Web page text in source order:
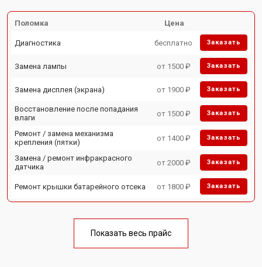
Поломка Цена
Диагностика бесплатно Заказать
Замена лампы от 1500 ₽ Заказать
Замена дисплея (экрана) от 1900 ₽ Заказать
Восстановление после попадания
влаги
от 1500 ₽ Заказать
Ремонт / замена механизма
крепления (пятки)
от 1400 ₽ Заказать
Замена / ремонт инфракрасного
датчика
от 2000 ₽ Заказать
Ремонт крышки батарейного отсека от 1800 ₽ Заказать
Показать весь прайс